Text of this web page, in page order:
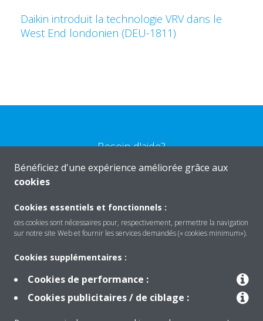
Daikin introduit la technologie VRV dans le
West End londonien (DEU-1811)
Besoin d'aide?
Produits
Solutions
Bénéficiez d'une expérience améliorée grâce aux
cookies
Cookies essentiels et fonctionnels :
ces cookies sont nécessaires pour, respectivement, permettre la navigation
sur notre site Web et fournir les services demandés (« cookies minimum»).
Cookies supplémentaires :
Cookies de performance :
Cookies publicitaires / de ciblage :